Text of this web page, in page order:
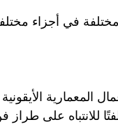
في أجزاء
المعمارية
للانتباه على طراز